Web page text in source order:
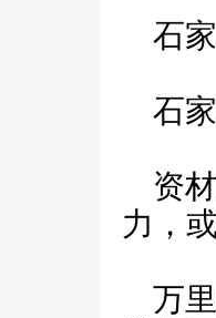
石家
石家
资材
力，
万里